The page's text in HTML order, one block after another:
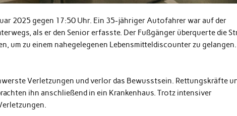
2025 gegen 17:50 Uhr. Ein 35-jähriger Autofahrer war auf der
als er den Senior erfasste. Der Fußgänger überquerte die
um zu einem nahegelegenen Lebensmitteldiscounter zu
Verletzungen und verlor das Bewusstsein. Rettungskräfte
ihn anschließend in ein Krankenhaus. Trotz intensiver